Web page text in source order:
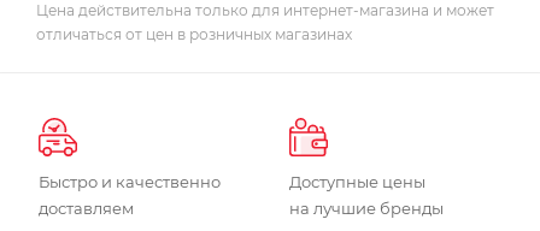
Цена действительна только для интернет-магазина и может
отличаться от цен в розничных магазинах
Быстро и качественно
доставляем
Доступные цены
на лучшие бренды